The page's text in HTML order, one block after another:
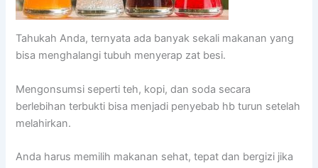
Tahukah Anda, ternyata ada banyak sekali makanan yang
bisa menghalangi tubuh menyerap zat besi.
Mengonsumsi seperti teh, kopi, dan soda secara
berlebihan terbukti bisa menjadi penyebab hb turun setelah
melahirkan.
Anda harus memilih makanan sehat, tepat dan bergizi jika